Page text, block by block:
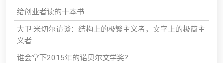
给创业者读的十本书
大卫·米切尔访谈：结构上的极繁主义者，文字上的极简主
义者
谁会拿下2015年的诺贝尔文学奖?